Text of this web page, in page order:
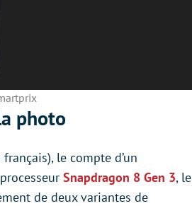
photo
le compte d’un
Snapdragon 8 Gen 3, le
de deux variantes de